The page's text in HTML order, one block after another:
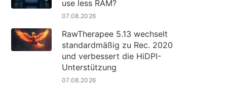
use less RAM?
07.08.2026
RawTherapee 5.13 wechselt
standardmäßig zu Rec. 2020
und verbessert die HiDPI-
Unterstützung
07.08.2026